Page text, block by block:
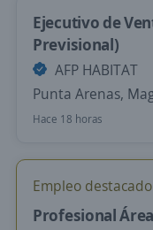
Ejecutivo de
Previsional)
AFP HABITAT
Punta Arenas,
Hace 18 horas
Empleo destacado
Profesional